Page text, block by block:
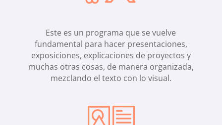
Este es un programa que se vuelve
fundamental para hacer presentaciones,
exposiciones, explicaciones de proyectos y
muchas otras cosas, de manera organizada,
mezclando el texto con lo visual.